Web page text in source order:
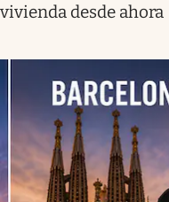
vivienda desde ahora